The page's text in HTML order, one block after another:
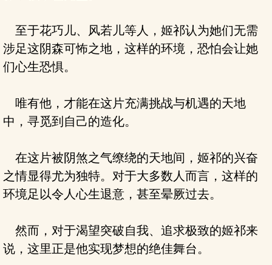
至于花巧儿、风若儿等人，姬祁认为她们无需
涉足这阴森可怖之地，这样的环境，恐怕会让她
们心生恐惧。
唯有他，才能在这片充满挑战与机遇的天地
中，寻觅到自己的造化。
在这片被阴煞之气缭绕的天地间，姬祁的兴奋
之情显得尤为独特。对于大多数人而言，这样的
环境足以令人心生退意，甚至晕厥过去。
然而，对于渴望突破自我、追求极致的姬祁来
说，这里正是他实现梦想的绝佳舞台。